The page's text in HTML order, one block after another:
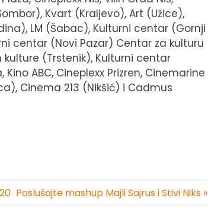
Kvart (Kraljevo), Art (Užice),
LM (Šabac), Kulturni centar (Gornji
centar (Novi Pazar) Centar za kulturu
(Trstenik), Kulturni centar
ABC, Cineplexx Prizren, Cinemarine
Cinema 213 (Nikšić) i Cadmus
Poslušajte mashup Majli Sajrus i Stivi Niks »